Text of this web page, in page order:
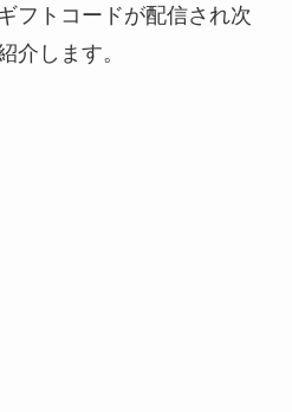
フトコードが配信され次
介します。